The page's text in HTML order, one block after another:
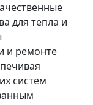
для тепла и
и ремонте
систем